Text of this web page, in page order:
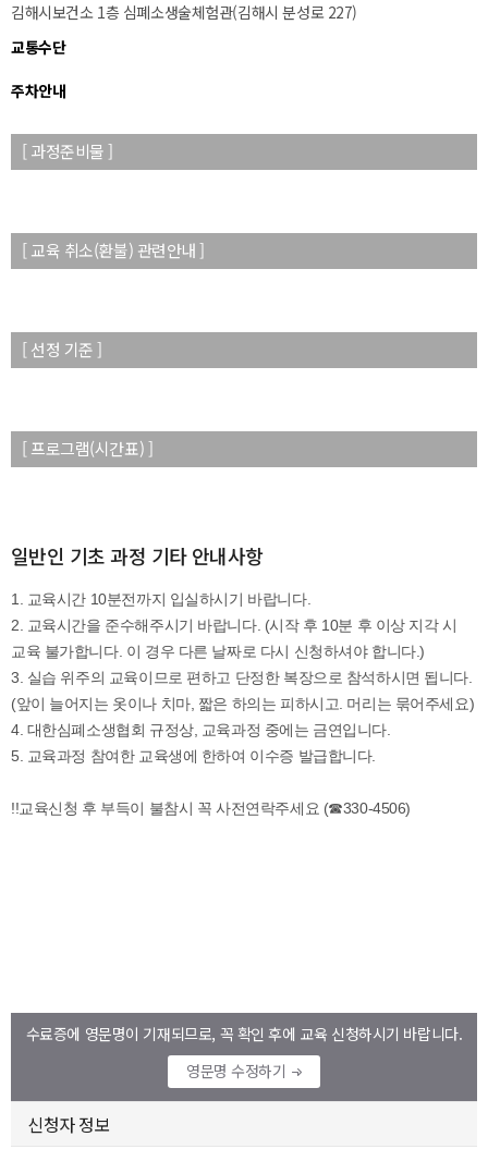
김해시보건소 1층 심폐소생술체험관(김해시 분성로 227)
교통수단
주차안내
[ 과정준비물 ]
[ 교육 취소(환불) 관련안내 ]
[ 선정 기준 ]
[ 프로그램(시간표) ]
일반인 기초 과정 기타 안내사항
수료증에 영문명이 기재되므로, 꼭 확인 후에 교육 신청하시기 바랍니다.
영문명 수정하기
신청자 정보